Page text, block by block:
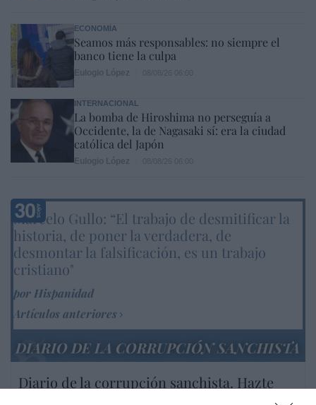
ECONOMÍA
Seamos más responsables: no siempre el
banco tiene la culpa
INTERNACIONAL
La bomba de Hiroshima no perseguía a
Occidente, la de Nagasaki sí: era la ciudad
católica del Japón
Marcelo Gullo: “El trabajo de desmitificar la
historia, de poner la verdadera, de
desmontar la falsificación, es un trabajo
cristiano"
por Hispanidad
Artículos anteriores
DIARIO DE LA CORRUPCIÓN SANCHISTA
Diario de la corrupción sanchista. Hazte